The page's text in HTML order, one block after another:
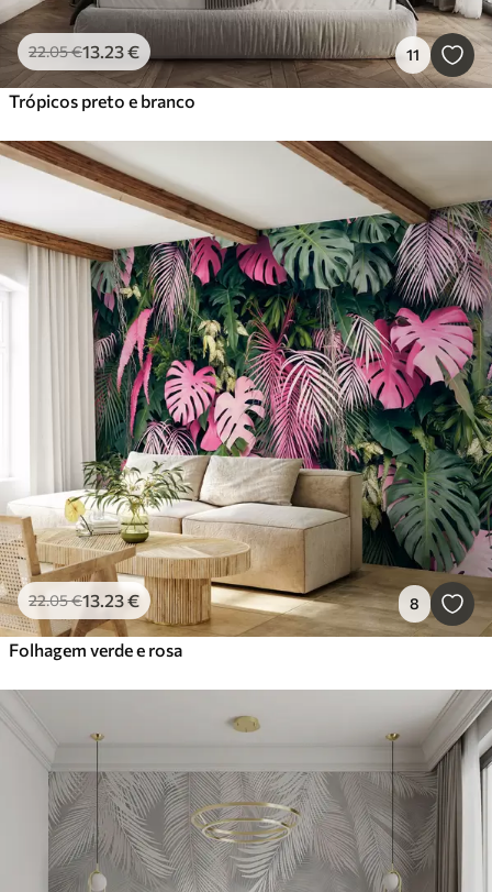
22.05€13.23€ 11
Trópicos preto e branco
22.05€13.23€ 8
Folhagem verde e rosa